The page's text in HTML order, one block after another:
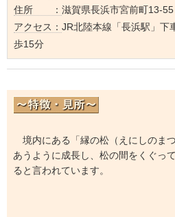
住所 ： 滋賀県長浜市宮前町13-55
アクセス： JR北陸本線「長浜駅」下
歩15分
境内にある「縁の松（えにしのま
あうように成長し、松の間をくぐっ
ると言われています。